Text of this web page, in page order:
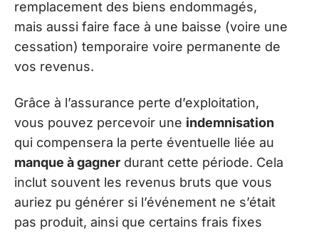
remplacement des biens endommagés,
mais aussi faire face à une baisse (voire une
cessation) temporaire voire permanente de
vos revenus.
Grâce à l’assurance perte d’exploitation,
vous pouvez percevoir une indemnisation
qui compensera la perte éventuelle liée au
manque à gagner durant cette période. Cela
inclut souvent les revenus bruts que vous
auriez pu générer si l’événement ne s’était
pas produit, ainsi que certains frais fixes